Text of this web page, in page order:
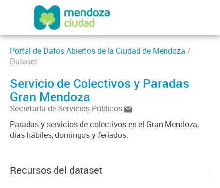
Portal de Datos Abiertos de la Ciudad de Mendoza /
Dataset
Servicio de Colectivos y Paradas
Gran Mendoza
Secretaría de Servicios Públicos
Paradas y servicios de colectivos en el Gran Mendoza,
días hábiles, domingos y feriados.
Recursos del dataset